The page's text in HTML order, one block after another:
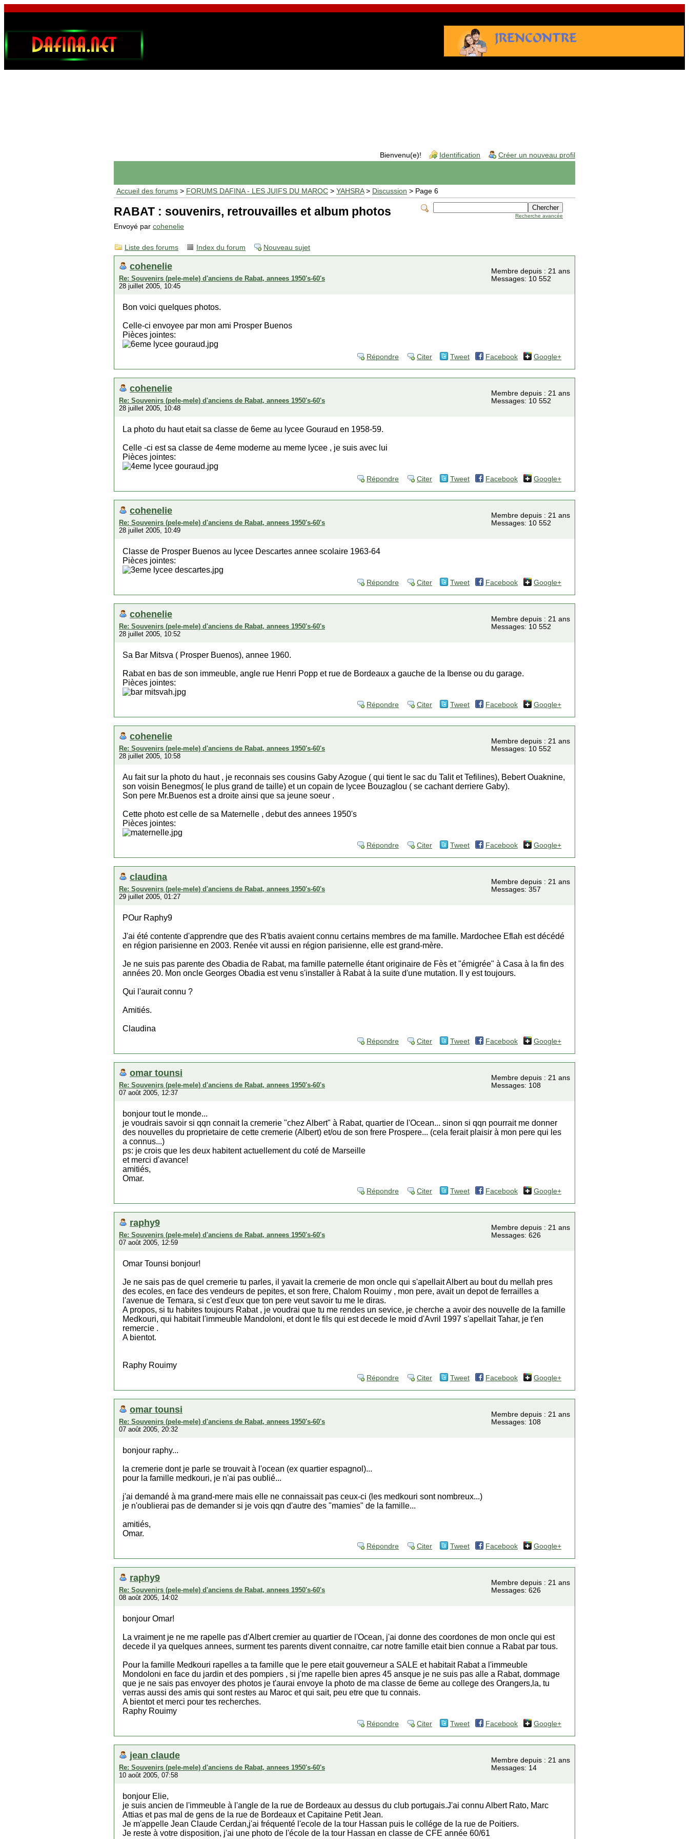
Bienvenu(e)! Identification Créer un nouveau profil
Accueil des forums > FORUMS DAFINA - LES JUIFS DU MAROC > YAHSRA> Discussion > Page 6
Recherche avancée
RABAT : souvenirs, retrouvailles et album photos
Envoyé par cohenelie
Liste des forums Index du forum Nouveau sujet
cohenelie
Re: Souvenirs (pele-mele) d'anciens de Rabat, annees 1950's-60's
28 juillet 2005, 10:45
Membre depuis : 21 ans
Messages: 10 552
Bon voici quelques photos.
Celle-ci envoyee par mon ami Prosper Buenos
Pièces jointes:
Répondre Citer Tweet Facebook Google+
cohenelie
Re: Souvenirs (pele-mele) d'anciens de Rabat, annees 1950's-60's
28 juillet 2005, 10:48
Membre depuis : 21 ans
Messages: 10 552
La photo du haut etait sa classe de 6eme au lycee Gouraud en 1958-59.
Celle -ci est sa classe de 4eme moderne au meme lycee , je suis avec lui
Pièces jointes:
Répondre Citer Tweet Facebook Google+
cohenelie
Re: Souvenirs (pele-mele) d'anciens de Rabat, annees 1950's-60's
28 juillet 2005, 10:49
Membre depuis : 21 ans
Messages: 10 552
Classe de Prosper Buenos au lycee Descartes annee scolaire 1963-64
Pièces jointes:
Répondre Citer Tweet Facebook Google+
cohenelie
Re: Souvenirs (pele-mele) d'anciens de Rabat, annees 1950's-60's
28 juillet 2005, 10:52
Membre depuis : 21 ans
Messages: 10 552
Sa Bar Mitsva ( Prosper Buenos), annee 1960.
Rabat en bas de son immeuble, angle rue Henri Popp et rue de Bordeaux a gauche de la Ibense ou du garage.
Pièces jointes:
Répondre Citer Tweet Facebook Google+
cohenelie
Re: Souvenirs (pele-mele) d'anciens de Rabat, annees 1950's-60's
28 juillet 2005, 10:58
Membre depuis : 21 ans
Messages: 10 552
Au fait sur la photo du haut , je reconnais ses cousins Gaby Azogue ( qui tient le sac du Talit et Tefilines), Bebert Ouaknine,
son voisin Benegmos( le plus grand de taille) et un copain de lycee Bouzaglou ( se cachant derriere Gaby).
Son pere Mr.Buenos est a droite ainsi que sa jeune soeur .
Cette photo est celle de sa Maternelle , debut des annees 1950's
Pièces jointes:
Répondre Citer Tweet Facebook Google+
claudina
Re: Souvenirs (pele-mele) d'anciens de Rabat, annees 1950's-60's
29 juillet 2005, 01:27
Membre depuis : 21 ans
Messages: 357
POur Raphy9
J'ai été contente d'apprendre que des R'batis avaient connu certains membres de ma famille. Mardochee Eflah est décédé
en région parisienne en 2003. Renée vit aussi en région parisienne, elle est grand-mère.
Je ne suis pas parente des Obadia de Rabat, ma famille paternelle étant originaire de Fès et "émigrée" à Casa à la fin des
années 20. Mon oncle Georges Obadia est venu s'installer à Rabat à la suite d'une mutation. Il y est toujours.
Qui l'aurait connu ?
Amitiés.
Claudina
Répondre Citer Tweet Facebook Google+
omar tounsi
Re: Souvenirs (pele-mele) d'anciens de Rabat, annees 1950's-60's
07 août 2005, 12:37
Membre depuis : 21 ans
Messages: 108
bonjour tout le monde...
je voudrais savoir si qqn connait la cremerie "chez Albert" à Rabat, quartier de l'Ocean... sinon si qqn pourrait me donner
des nouvelles du proprietaire de cette cremerie (Albert) et/ou de son frere Prospere... (cela ferait plaisir à mon pere qui les
a connus...)
ps: je crois que les deux habitent actuellement du coté de Marseille
et merci d'avance!
amitiés,
Omar.
Répondre Citer Tweet Facebook Google+
raphy9
Re: Souvenirs (pele-mele) d'anciens de Rabat, annees 1950's-60's
07 août 2005, 12:59
Membre depuis : 21 ans
Messages: 626
Omar Tounsi bonjour!
Je ne sais pas de quel cremerie tu parles, il yavait la cremerie de mon oncle qui s'apellait Albert au bout du mellah pres
des ecoles, en face des vendeurs de pepites, et son frere, Chalom Rouimy , mon pere, avait un depot de ferrailles a
l'avenue de Temara, si c'est d'eux que ton pere veut savoir tu me le diras.
A propos, si tu habites toujours Rabat , je voudrai que tu me rendes un sevice, je cherche a avoir des nouvelle de la famille
Medkouri, qui habitait l'immeuble Mandoloni, et dont le fils qui est decede le moid d'Avril 1997 s'apellait Tahar, je t'en
remercie .
A bientot.
Raphy Rouimy
Répondre Citer Tweet Facebook Google+
omar tounsi
Re: Souvenirs (pele-mele) d'anciens de Rabat, annees 1950's-60's
07 août 2005, 20:32
Membre depuis : 21 ans
Messages: 108
bonjour raphy...
la cremerie dont je parle se trouvait à l'ocean (ex quartier espagnol)...
pour la famille medkouri, je n'ai pas oublié...
j'ai demandé à ma grand-mere mais elle ne connaissait pas ceux-ci (les medkouri sont nombreux...)
je n'oublierai pas de demander si je vois qqn d'autre des "mamies" de la famille...
amitiés,
Omar.
Répondre Citer Tweet Facebook Google+
raphy9
Re: Souvenirs (pele-mele) d'anciens de Rabat, annees 1950's-60's
08 août 2005, 14:02
Membre depuis : 21 ans
Messages: 626
bonjour Omar!
La vraiment je ne me rapelle pas d'Albert cremier au quartier de l'Ocean, j'ai donne des coordones de mon oncle qui est
decede il ya quelques annees, surment tes parents divent connaitre, car notre famille etait bien connue a Rabat par tous.
Pour la famille Medkouri rapelles a ta famille que le pere etait gouverneur a SALE et habitait Rabat a l'immeuble
Mondoloni en face du jardin et des pompiers , si j'me rapelle bien apres 45 ansque je ne suis pas alle a Rabat, dommage
que je ne sais pas envoyer des photos je t'aurai envoye la photo de ma classe de 6eme au college des Orangers,la, tu
verras aussi des amis qui sont restes au Maroc et qui sait, peu etre que tu connais.
A bientot et merci pour tes recherches.
Raphy Rouimy
Répondre Citer Tweet Facebook Google+
jean claude
Re: Souvenirs (pele-mele) d'anciens de Rabat, annees 1950's-60's
10 août 2005, 07:58
Membre depuis : 21 ans
Messages: 14
bonjour Elie,
je suis ancien de l'immeuble à l'angle de la rue de Bordeaux au dessus du club portugais.J'ai connu Albert Rato, Marc
Attias et pas mal de gens de la rue de Bordeaux et Capitaine Petit Jean.
Je m'appelle Jean Claude Cerdan,j'ai fréquenté l'ecole de la tour Hassan puis le collége de la rue de Poitiers.
Je reste à votre disposition, j'ai une photo de l'école de la tour Hassan en classe de CFE année 60/61